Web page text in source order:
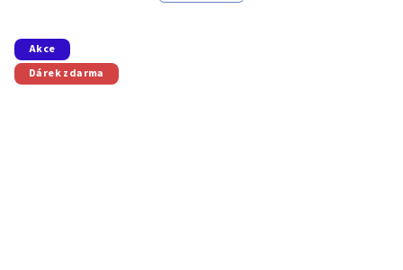
Akce
Dárek zdarma